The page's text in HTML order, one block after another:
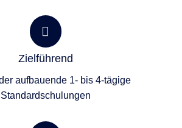
Zielführend
aufbauende 1- bis 4-tägige
Standardschulungen